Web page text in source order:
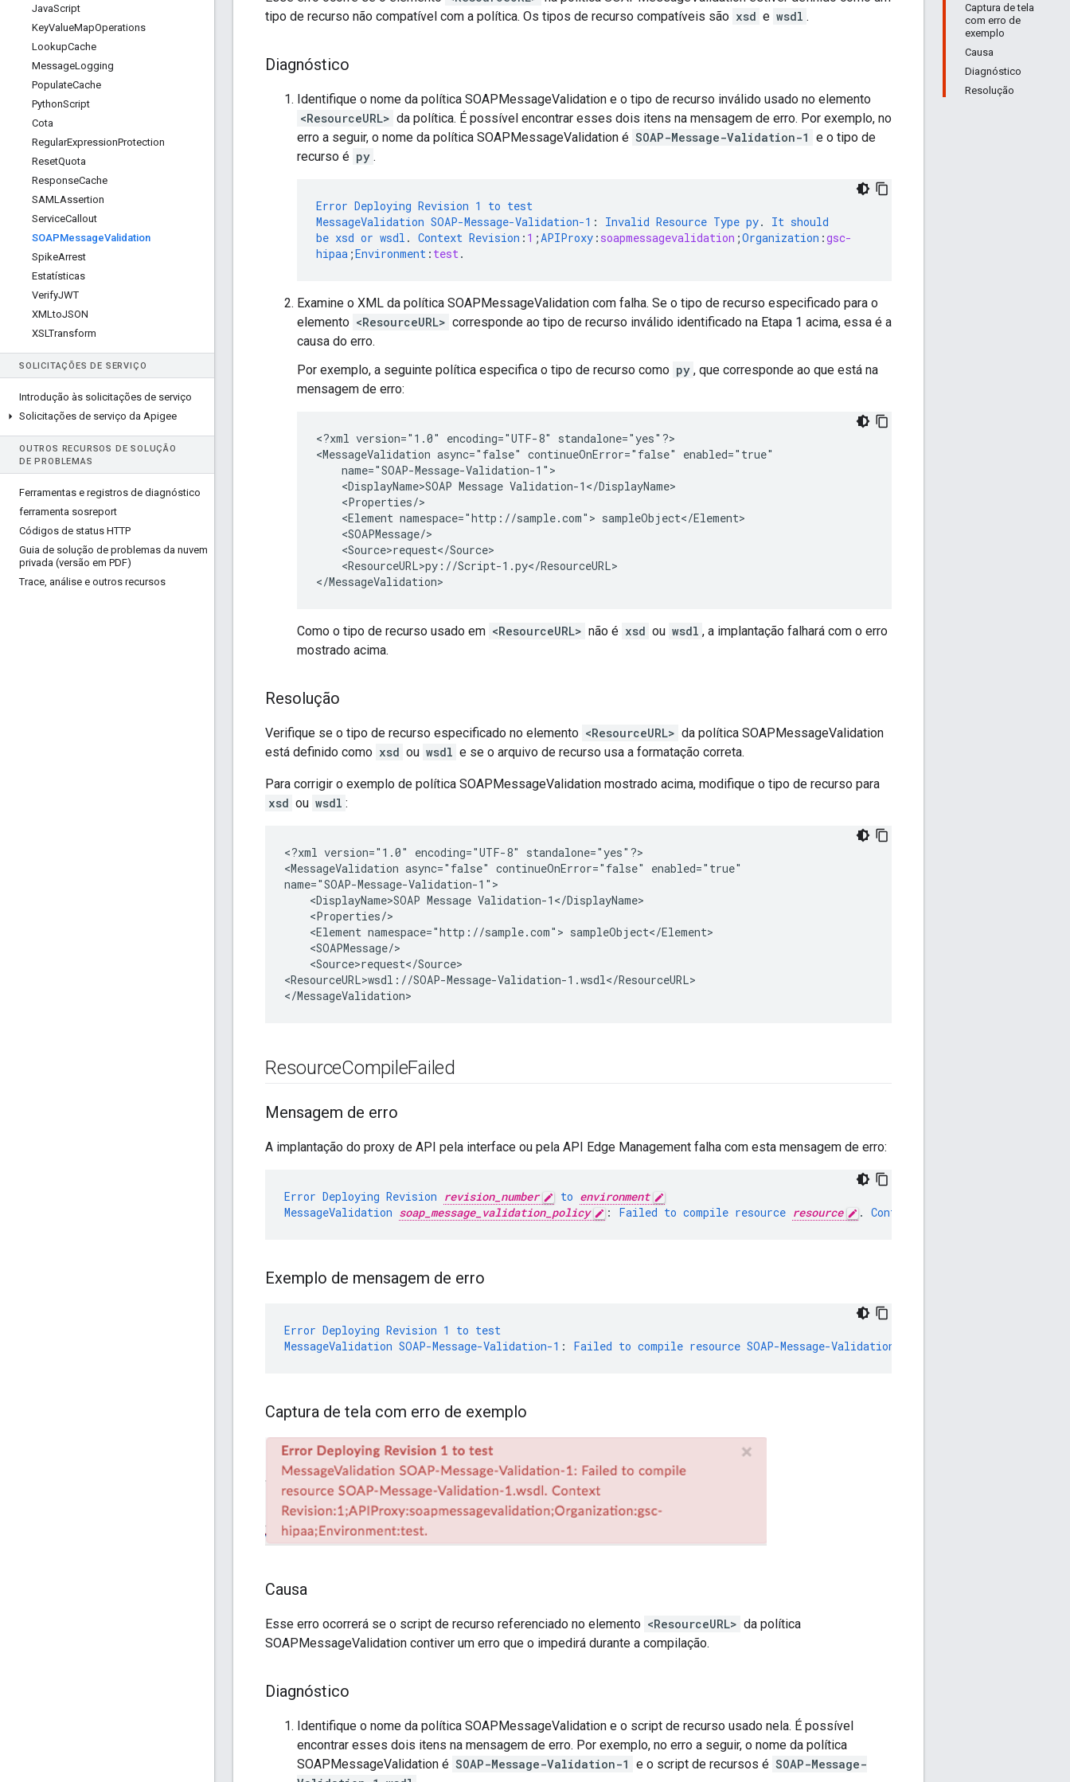
JavaScript
KeyValueMapOperations
LookupCache
MessageLogging
PopulateCache
PythonScript
Cota
RegularExpressionProtection
ResetQuota
ResponseCache
SAMLAssertion
ServiceCallout
SOAPMessageValidation
SpikeArrest
Estatísticas
VerifyJWT
XMLtoJSON
XSLTransform
SOLICITAÇÕES DE SERVIÇO
Introdução às solicitações de serviço
Solicitações de serviço da Apigee
OUTROS RECURSOS DE SOLUÇÃO
DE PROBLEMAS
Ferramentas e registros de diagnóstico
ferramenta sosreport
Códigos de status HTTP
Guia de solução de problemas da nuvem
privada (versão em PDF)
Trace, análise e outros recursos
Captura de tela
com erro de
exemplo
Causa
Diagnóstico
Resolução
tipo de recurso não compatível com a política. Os tipos de recurso compatíveis são xsd e wsdl .
Diagnóstico
Identifique o nome da política SOAPMessageValidation e o tipo de recurso inválido usado no elemento
<ResourceURL> da política. É possível encontrar esses dois itens na mensagem de erro. Por exemplo, no
erro a seguir, o nome da política SOAPMessageValidation é SOAP-Message-Validation-1 e o tipo de
recurso é py .
Error Deploying Revision 1 to test
MessageValidation SOAP-Message-Validation-1 : Invalid Resource Type py. It should
be xsd or wsdl . Context Revision : 1 ;APIProxy : soapmessagevalidation ;Organization :gsc-
hipaa ;Environment : test.
Examine o XML da política SOAPMessageValidation com falha. Se o tipo de recurso especificado para o
elemento <ResourceURL> corresponde ao tipo de recurso inválido identificado na Etapa 1 acima, essa é a
causa do erro.
Por exemplo, a seguinte política especifica o tipo de recurso como py , que corresponde ao que está na
mensagem de erro:
<?xml version="1.0" encoding="UTF-8" standalone="yes"?>
<MessageValidation async="false" continueOnError="false" enabled="true"
    name="SOAP-Message-Validation-1">
    <DisplayName>SOAP Message Validation-1</DisplayName>
    <Properties/>
    <Element namespace="http://sample.com"> sampleObject</Element>
    <SOAPMessage/>
    <Source>request</Source>
    <ResourceURL>py://Script-1.py</ResourceURL>
Como o tipo de recurso usado em <ResourceURL> não é xsd ou wsdl , a implantação falhará com o erro
mostrado acima.
Resolução
Verifique se o tipo de recurso especificado no elemento <ResourceURL> da política SOAPMessageValidation
está definido como xsd ou wsdl e se o arquivo de recurso usa a formatação correta.
Para corrigir o exemplo de política SOAPMessageValidation mostrado acima, modifique o tipo de recurso para
xsd ou wsdl :
<?xml version="1.0" encoding="UTF-8" standalone="yes"?>
<MessageValidation async="false" continueOnError="false" enabled="true"
name="SOAP-Message-Validation-1">
    <DisplayName>SOAP Message Validation-1</DisplayName>
    <Properties/>
    <Element namespace="http://sample.com"> sampleObject</Element>
    <SOAPMessage/>
    <Source>request</Source>
<ResourceURL>wsdl://SOAP-Message-Validation-1.wsdl</ResourceURL>
ResourceCompileFailed
Mensagem de erro
A implantação do proxy de API pela interface ou pela API Edge Management falha com esta mensagem de erro:
Error Deploying Revision revision_number to environment
MessageValidation soap_message_validation_policy : Failed to compile resource resource . Context
Exemplo de mensagem de erro
Error Deploying Revision 1 to test
MessageValidation SOAP-Message-Validation-1 : Failed to compile resource SOAP-Message-Validation-1
Captura de tela com erro de exemplo
Causa
Esse erro ocorrerá se o script de recurso referenciado no elemento <ResourceURL> da política
SOAPMessageValidation contiver um erro que o impedirá durante a compilação.
Diagnóstico
Identifique o nome da política SOAPMessageValidation e o script de recurso usado nela. É possível
encontrar esses dois itens na mensagem de erro. Por exemplo, no erro a seguir, o nome da política
SOAPMessageValidation é SOAP-Message-Validation-1 e o script de recursos é SOAP-Message-